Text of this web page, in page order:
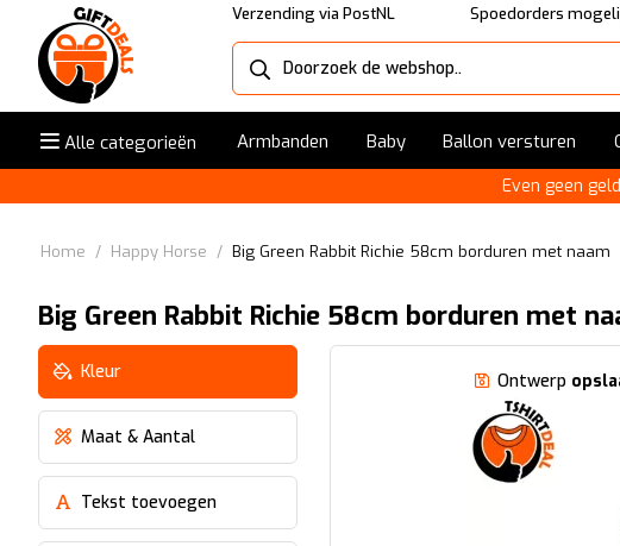
Verzending via PostNL Spoedorders
Alle categorieën Armbanden Baby Ballon versturen
Even geen
Home / Happy Horse / Big Green Rabbit Richie 58cm borduren met naam
Big Green Rabbit Richie 58cm borduren met
Kleur
Maat & Aantal
Tekst toevoegen
Ontwerp